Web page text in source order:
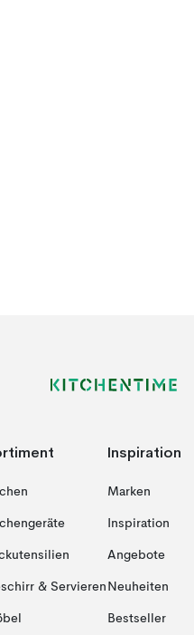
& Servieren
Inspiration
Marken
Inspiration
Angebote
Neuheiten
Bestseller